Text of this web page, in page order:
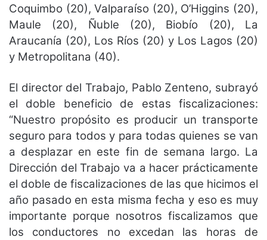
Coquimbo (20), Valparaíso (20), O’Higgins (20),
Maule (20), Ñuble (20), Biobío (20), La
Araucanía (20), Los Ríos (20) y Los Lagos (20)
y Metropolitana (40).
El director del Trabajo, Pablo Zenteno, subrayó
el doble beneficio de estas fiscalizaciones:
“Nuestro propósito es producir un transporte
seguro para todos y para todas quienes se van
a desplazar en este fin de semana largo. La
Dirección del Trabajo va a hacer prácticamente
el doble de fiscalizaciones de las que hicimos el
año pasado en esta misma fecha y eso es muy
importante porque nosotros fiscalizamos que
los conductores no excedan las horas de